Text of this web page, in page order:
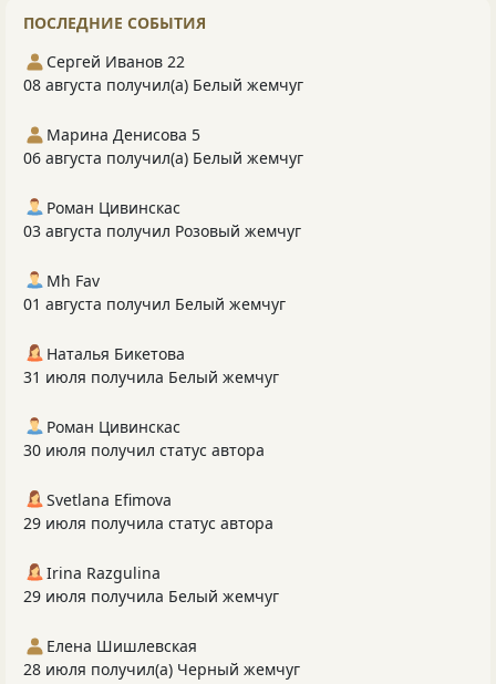
ПОСЛЕДНИЕ СОБЫТИЯ
Сергей Иванов 22
08 августа получил(а) Белый жемчуг
Марина Денисова 5
06 августа получил(а) Белый жемчуг
Роман Цивинскас
03 августа получил Розовый жемчуг
Mh Fav
01 августа получил Белый жемчуг
Наталья Бикетова
31 июля получила Белый жемчуг
Роман Цивинскас
30 июля получил статус автора
Svetlana Efimova
29 июля получила статус автора
Irina Razgulina
29 июля получила Белый жемчуг
Елена Шишлевская
28 июля получил(а) Черный жемчуг